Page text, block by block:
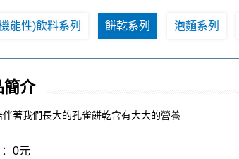
能性)飲料系列 餅乾系列 泡麵系列
簡介
伴著我們長大的孔雀餅乾含有大大的營養
0元